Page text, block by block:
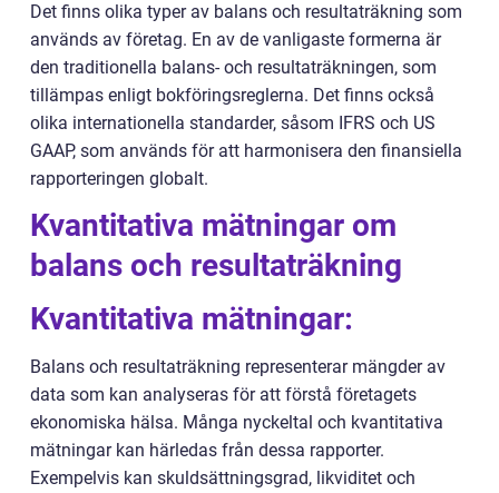
Det finns olika typer av balans och resultaträkning som
används av företag. En av de vanligaste formerna är
den traditionella balans- och resultaträkningen, som
tillämpas enligt bokföringsreglerna. Det finns också
olika internationella standarder, såsom IFRS och US
GAAP, som används för att harmonisera den finansiella
rapporteringen globalt.
Kvantitativa mätningar om
balans och resultaträkning
Kvantitativa mätningar:
Balans och resultaträkning representerar mängder av
data som kan analyseras för att förstå företagets
ekonomiska hälsa. Många nyckeltal och kvantitativa
mätningar kan härledas från dessa rapporter.
Exempelvis kan skuldsättningsgrad, likviditet och